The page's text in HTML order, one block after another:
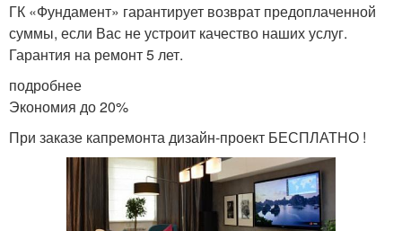
ГК «Фундамент» гарантирует возврат предоплаченной
суммы, если Вас не устроит качество наших услуг.
Гарантия на ремонт 5 лет.
подробнее
Экономия до 20%
При заказе капремонта дизайн-проект БЕСПЛАТНО !